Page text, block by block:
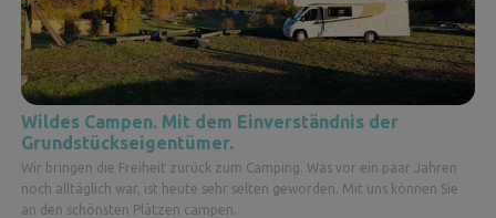
Wildes Campen. Mit dem Einverständnis der
Grundstückseigentümer.
Wir bringen die Freiheit zurück zum Camping. Was vor ein paar Jahren
noch alltäglich war, ist heute sehr selten geworden. Mit uns können Sie
an den schönsten Plätzen campen.